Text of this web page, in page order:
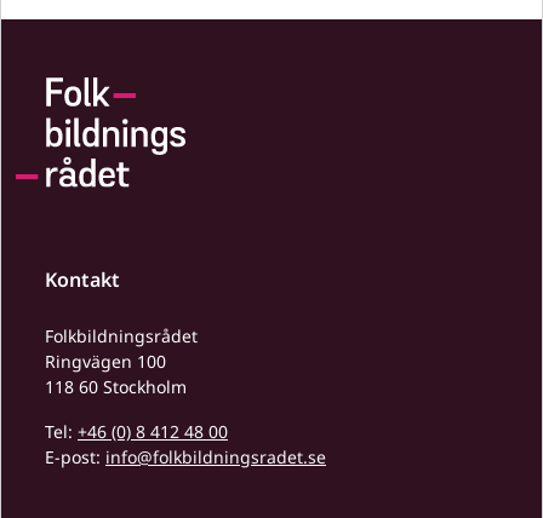
Kontakt
Folkbildningsrådet
Ringvägen 100
118 60 Stockholm
Tel: +46 (0) 8 412 48 00
E-post: info@folkbildningsradet.se